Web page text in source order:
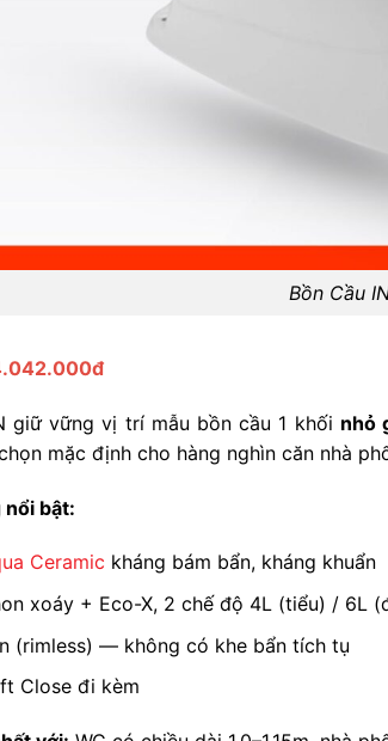
Bồn Cầu
giữ vững vị trí mẫu bồn cầu 1 khối nhỏ
mặc định cho hàng nghìn căn nhà
nổi bật:
Ceramic kháng bám bẩn, kháng khuẩn
xoáy + Eco-X, 2 chế độ 4L (tiểu) / 6L
(rimless) — không có khe bẩn tích tụ
Close đi kèm